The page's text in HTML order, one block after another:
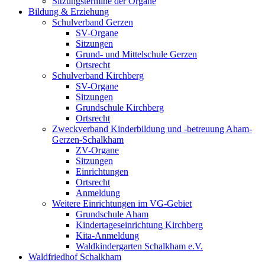
Bildung & Erziehung
Schulverband Gerzen
SV-Organe
Sitzungen
Grund- und Mittelschule Gerzen
Ortsrecht
Schulverband Kirchberg
SV-Organe
Sitzungen
Grundschule Kirchberg
Ortsrecht
Zweckverband Kinderbildung und -betreuung Aham-
Gerzen-Schalkham
ZV-Organe
Sitzungen
Einrichtungen
Ortsrecht
Anmeldung
Weitere Einrichtungen im VG-Gebiet
Grundschule Aham
Kindertageseinrichtung Kirchberg
Kita-Anmeldung
Waldkindergarten Schalkham e.V.
Waldfriedhof Schalkham